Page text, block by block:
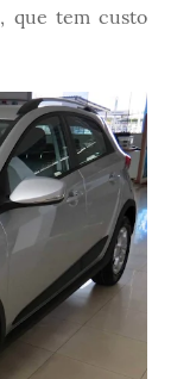
, que tem custo